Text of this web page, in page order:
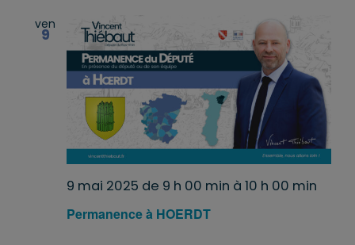
ven
9
Permanence à HOERDT
9 mai 2025 de 9 h 00 min à 10 h 00 min